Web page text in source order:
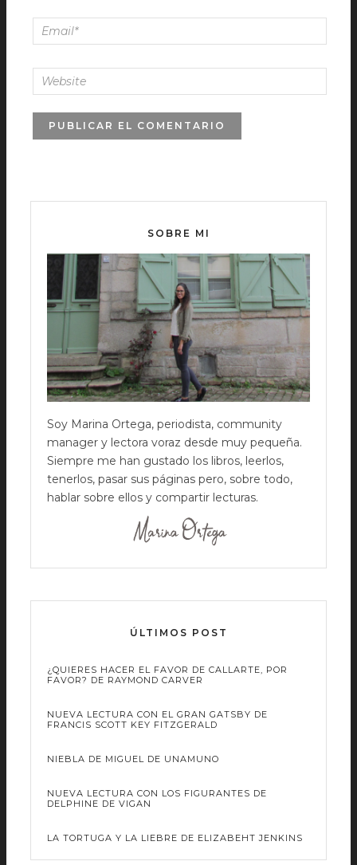
SOBRE MI
Soy Marina Ortega, periodista, community
manager y lectora voraz desde muy pequeña.
Siempre me han gustado los libros, leerlos,
tenerlos, pasar sus páginas pero, sobre todo,
hablar sobre ellos y compartir lecturas.
ÚLTIMOS POST
¿QUIERES HACER EL FAVOR DE CALLARTE, POR
FAVOR? DE RAYMOND CARVER
NUEVA LECTURA CON EL GRAN GATSBY DE
FRANCIS SCOTT KEY FITZGERALD
NIEBLA DE MIGUEL DE UNAMUNO
NUEVA LECTURA CON LOS FIGURANTES DE
DELPHINE DE VIGAN
LA TORTUGA Y LA LIEBRE DE ELIZABEHT JENKINS